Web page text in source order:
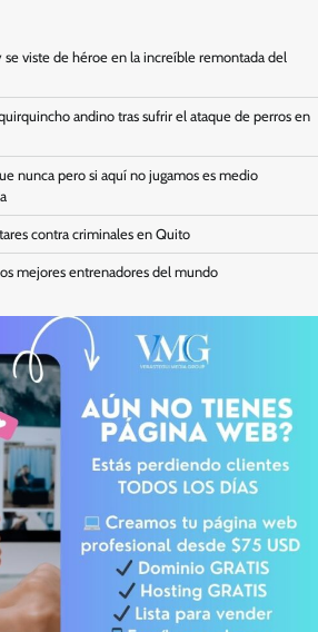
se viste de héroe en la increíble remontada del
andino tras sufrir el ataque de perros en
nunca pero si aquí no jugamos es medio
contra criminales en Quito
mejores entrenadores del mundo